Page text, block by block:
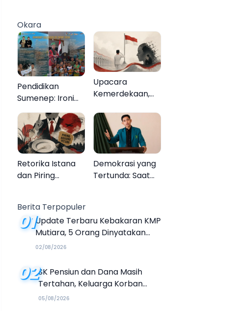
Sumenep pada
2029
Targetkan Gerak
Cepat Bantu
Rakyat
Okara
Pendidikan
Sumenep: Ironi
13.095 Anak Tidak
Sekolah
Menyaksikan
Semarak Festival
Kalender Event
2026
Upacara
Kemerdekaan,
Melupakan
Retorika Istana
dan Piring
Demokrasi yang
Tertunda: Saat
Berita Terpopuler
01Update Terbaru Kebakaran KMP
Mutiara, 5 Orang Dinyatakan
Tewas
02/08/2026
02SK Pensiun dan Dana Masih
Tertahan, Keluarga Korban
Tagih Janji BRI Sumenep
05/08/2026